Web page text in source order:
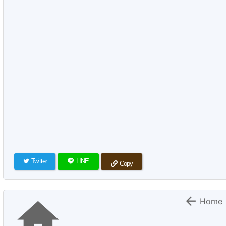
Twitter LINE Copy
 Home